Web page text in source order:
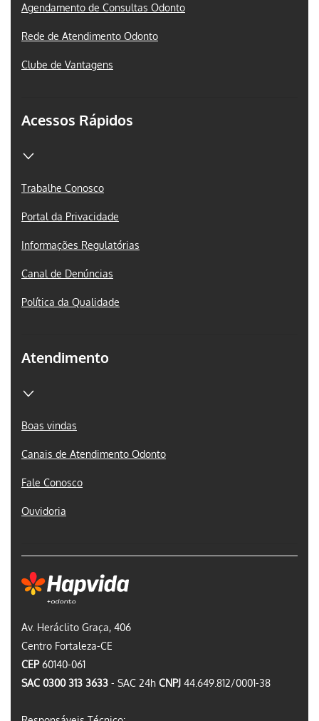
Av. Heráclito Graça, 406
Centro Fortaleza-CE
CEP60140-061
SAC 0300 313 3633 - SAC 24h CNPJ 44.649.812/0001-38
Agendamento de Consultas Odonto
Rede de Atendimento Odonto
Clube de Vantagens
Acessos Rápidos
Trabalhe Conosco
Portal da Privacidade
Informações Regulatórias
Canal de Denúncias
Política da Qualidade
Atendimento
Boas vindas
Canais de Atendimento Odonto
Fale Conosco
Ouvidoria